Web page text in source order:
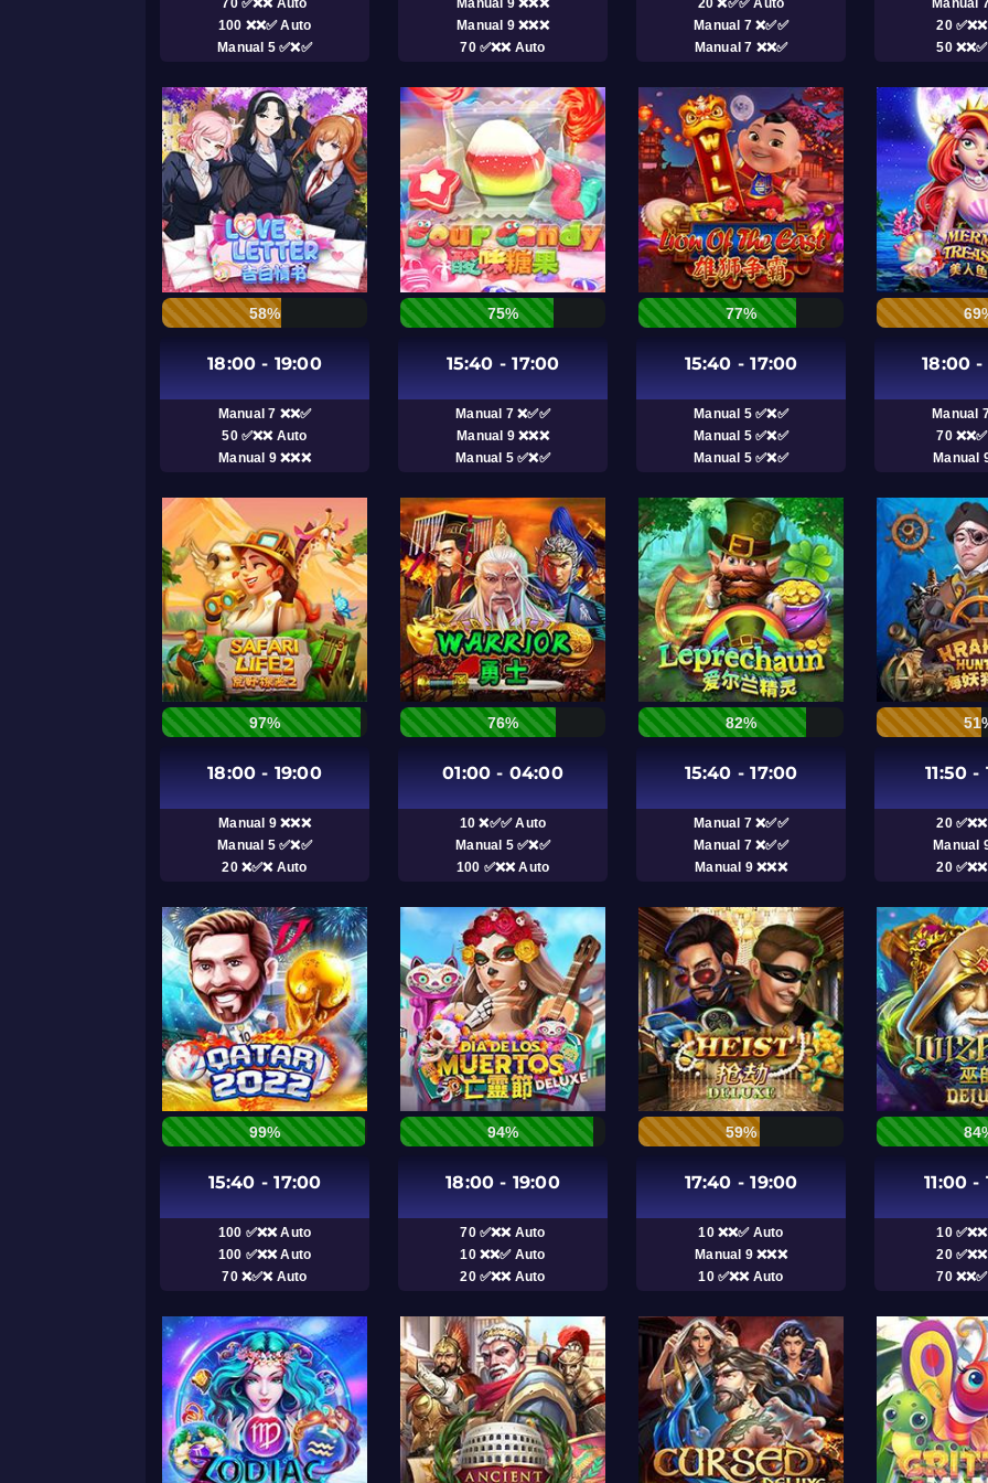
70 ✅❌❌ Auto
100 ❌❌✅ Auto
Manual 5 ✅❌✅
Manual 9 ❌❌❌
Manual 9 ❌❌❌
70 ✅❌❌ Auto
20 ❌✅✅ Auto
Manual 7 ❌✅✅
Manual 7 ❌❌✅
Manual
20
50
58%
18:00 - 19:00
Manual 7 ❌❌✅
50 ✅❌❌ Auto
Manual 9 ❌❌❌
75%
15:40 - 17:00
Manual 7 ❌✅✅
Manual 9 ❌❌❌
Manual 5 ✅❌✅
77%
15:40 - 17:00
Manual 5 ✅❌✅
Manual 5 ✅❌✅
Manual 5 ✅❌✅
18:00 -
Manual 7
70
Manual 9
97%
18:00 - 19:00
Manual 9 ❌❌❌
Manual 5 ✅❌✅
20 ❌✅❌ Auto
76%
01:00 - 04:00
10 ❌✅✅ Auto
Manual 5 ✅❌✅
100 ✅❌❌ Auto
82%
15:40 - 17:00
Manual 7 ❌✅✅
Manual 7 ❌✅✅
Manual 9 ❌❌❌
11:50 -
20
Manual
20
99%
15:40 - 17:00
100 ✅❌❌ Auto
100 ✅❌❌ Auto
70 ❌✅❌ Auto
94%
18:00 - 19:00
70 ✅❌❌ Auto
10 ❌❌✅ Auto
20 ✅❌❌ Auto
59%
17:40 - 19:00
10 ❌❌✅ Auto
Manual 9 ❌❌❌
10 ✅❌❌ Auto
11:00 -
10
20
70